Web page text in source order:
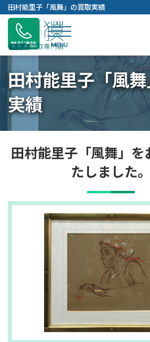
容
キ
プ
田村能里子「風舞」の買取実績
無料通話
田村能里子「風
実績
田村能里子「風舞」を
たしました。